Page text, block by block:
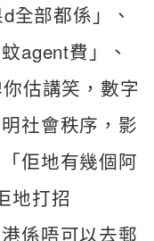
全部都係」、
agent費」、
估講笑，數字
社會秩序，影
佢地有幾個阿
地打招
係唔可以去郵